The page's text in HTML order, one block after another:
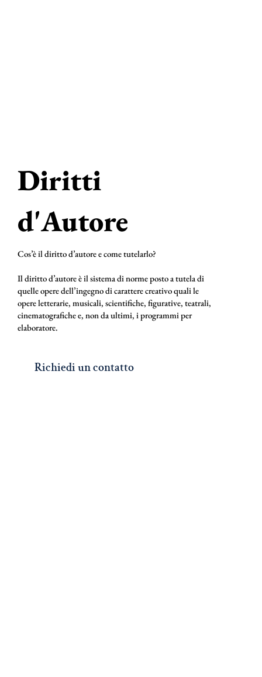
Diritti
d'Autore
Cos’è il diritto d’autore e come tutelarlo?
Il diritto d’autore è il sistema di norme posto a tutela di
quelle opere dell’ingegno di carattere creativo quali le
opere letterarie, musicali, scientifiche, figurative, teatrali,
cinematografiche e, non da ultimi, i programmi per
elaboratore.
Richiedi un contatto